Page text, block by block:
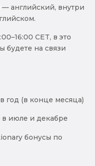
английский, внутри
CET, в это
будете на связи
год (в конце месяца)
июле и декабре
бонусы по